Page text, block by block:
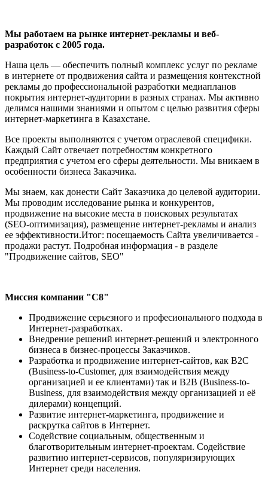
Мы работаем на рынке интернет-рекламы и веб-
разработок с 2005 года.
Наша цель — обеспечить полный комплекс услуг по рекламе
в интернете от продвижения сайта и размещения контекстной
рекламы до профессиональной разработки медиапланов
покрытия интернет-аудитории в разных странах. Мы активно
делимся нашими знаниями и опытом с целью развития сферы
интернет-маркетинга в Казахстане.
Все проекты выполняются с учетом отраслевой специфики.
Каждый Сайт отвечает потребностям конкретного
предприятия с учетом его сферы деятельности. Мы вникаем в
особенности бизнеса Заказчика.
Мы знаем, как донести Сайт Заказчика до целевой аудитории.
Мы проводим исследование рынка и конкурентов,
продвижение на высокие места в поисковых результатах
(SEO-оптимизация), размещение интернет-рекламы и анализ
ее эффективности.Итог: посещаемость Сайта увеличивается -
продажи растут. Подробная информация - в разделе
"Продвижение сайтов, SEO"
Миссия компании "С8"
Продвижение серьезного и професионального подхода в
Интернет-разработках.
Внедрение решений интернет-решений и электронного
бизнеса в бизнес-процессы Заказчиков.
Разработка и продвижение интернет-сайтов, как B2C
(Business-to-Customer, для взаимодействия между
организацией и ее клиентами) так и B2B (Business-to-
Business, для взаимодействия между организацией и её
дилерами) концепций.
Развитие интернет-маркетинга, продвижение и
раскрутка сайтов в Интернет.
Содействие социальным, общественным и
благотворительным интернет-проектам. Содействие
развитию интернет-сервисов, популяризирующих
Интернет среди населения.